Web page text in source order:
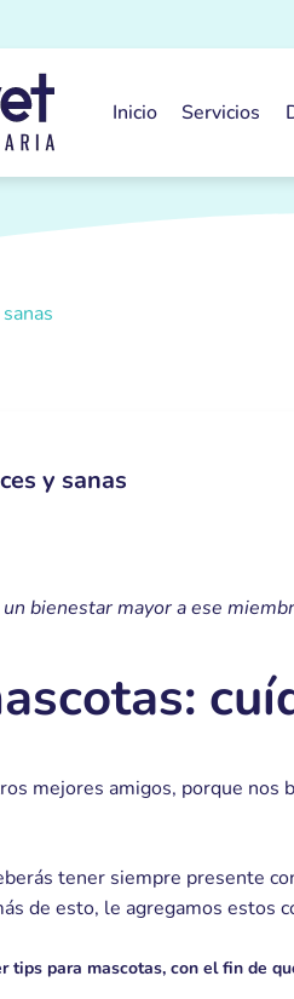
Inicio Servicios
y sanas
bienestar mayor a ese
mejores amigos, porque
tener siempre presente
de esto, le agregamos
tips para mascotas, con el fin de